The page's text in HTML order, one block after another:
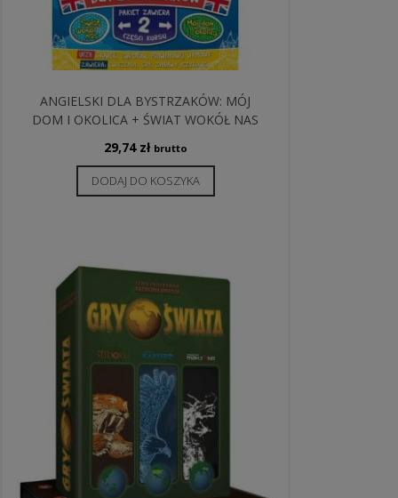
ANGIELSKI DLA BYSTRZAKÓW: MÓJ
DOM I OKOLICA + ŚWIAT WOKÓŁ NAS
29,74 zł brutto
DODAJ DO KOSZYKA